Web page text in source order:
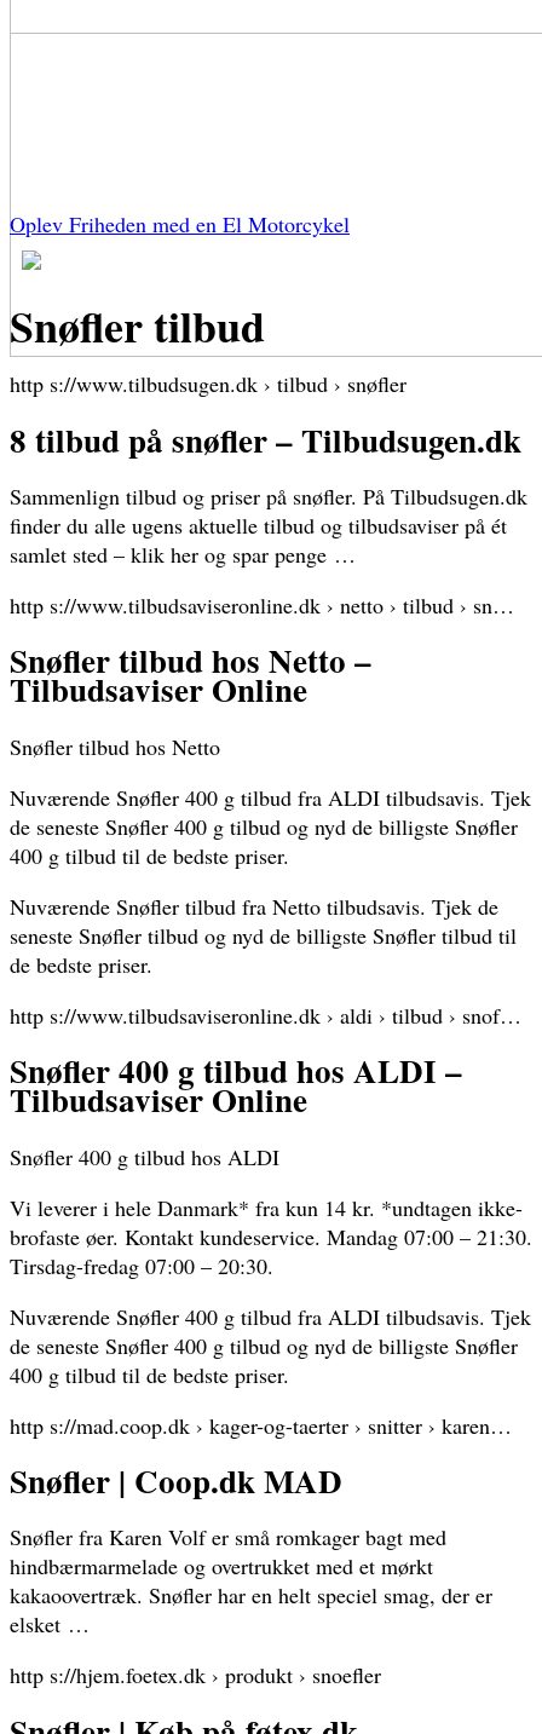
Oplev Friheden med en El Motorcykel
Snøfler tilbud
http s://www.tilbudsugen.dk › tilbud › snøfler
8 tilbud på snøfler – Tilbudsugen.dk
Sammenlign tilbud og priser på snøfler. På Tilbudsugen.dk
finder du alle ugens aktuelle tilbud og tilbudsaviser på ét
samlet sted – klik her og spar penge …
http s://www.tilbudsaviseronline.dk › netto › tilbud › sn…
Snøfler tilbud hos Netto –
Tilbudsaviser Online
Snøfler tilbud hos Netto
Nuværende Snøfler 400 g tilbud fra ALDI tilbudsavis. Tjek
de seneste Snøfler 400 g tilbud og nyd de billigste Snøfler
400 g tilbud til de bedste priser.
Nuværende Snøfler tilbud fra Netto tilbudsavis. Tjek de
seneste Snøfler tilbud og nyd de billigste Snøfler tilbud til
de bedste priser.
http s://www.tilbudsaviseronline.dk › aldi › tilbud › snof…
Snøfler 400 g tilbud hos ALDI –
Tilbudsaviser Online
Snøfler 400 g tilbud hos ALDI
Vi leverer i hele Danmark* fra kun 14 kr. *undtagen ikke-
brofaste øer. Kontakt kundeservice. Mandag 07:00 – 21:30.
Tirsdag-fredag 07:00 – 20:30.
Nuværende Snøfler 400 g tilbud fra ALDI tilbudsavis. Tjek
de seneste Snøfler 400 g tilbud og nyd de billigste Snøfler
400 g tilbud til de bedste priser.
http s://mad.coop.dk › kager-og-taerter › snitter › karen…
Snøfler | Coop.dk MAD
Snøfler fra Karen Volf er små romkager bagt med
hindbærmarmelade og overtrukket med et mørkt
kakaoovertræk. Snøfler har en helt speciel smag, der er
elsket …
http s://hjem.foetex.dk › produkt › snoefler